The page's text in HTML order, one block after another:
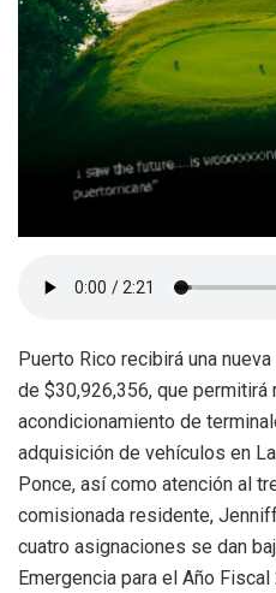
Puerto Rico recibirá una
de $30,926,356, que permitirá
acondicionamiento de
adquisición de vehículos en
Ponce, así como atención al
comisionada residente,
cuatro asignaciones se dan
Emergencia para el Año